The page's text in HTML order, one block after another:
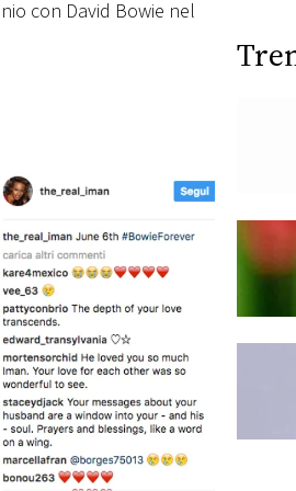
con David Bowie nel